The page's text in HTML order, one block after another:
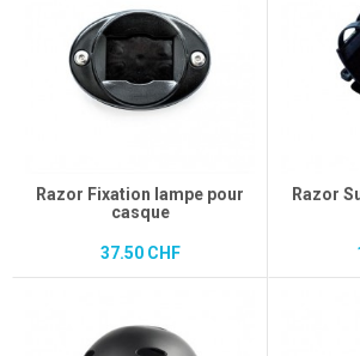
Razor Fixation lampe pour
casque
37.50 CHF
Razor